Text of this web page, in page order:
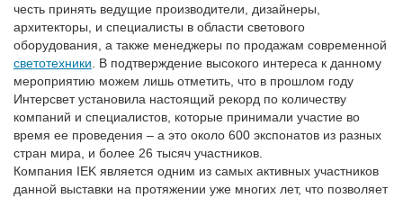
честь принять ведущие производители, дизайнеры,
архитекторы, и специалисты в области светового
оборудования, а также менеджеры по продажам современной
светотехники . В подтверждение высокого интереса к данному
мероприятию можем лишь отметить, что в прошлом году
Интерсвет установила настоящий рекорд по количеству
компаний и специалистов, которые принимали участие во
время ее проведения – а это около 600 экспонатов из разных
стран мира, и более 26 тысяч участников.
Компания IEK является одним из самых активных участников
данной выставки на протяжении уже многих лет, что позволяет